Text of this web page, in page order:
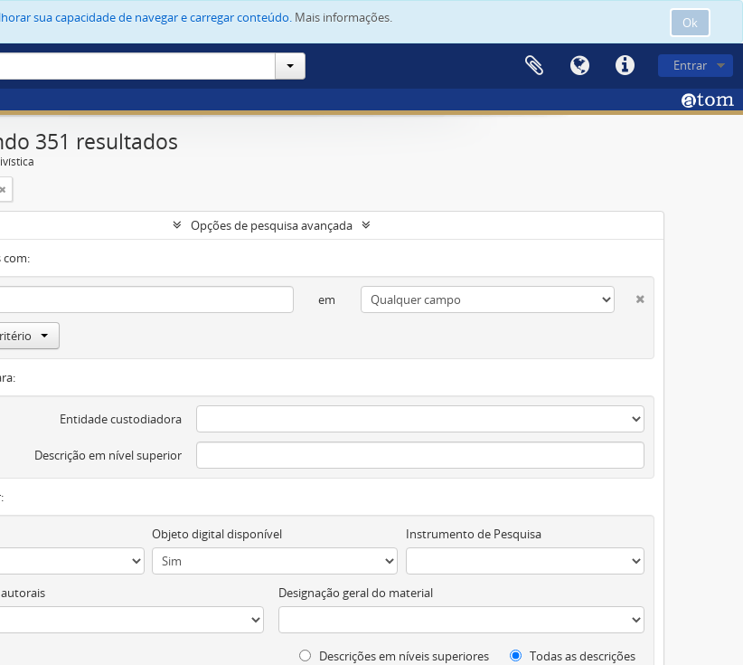
Ok
sua capacidade de navegar e carregar conteúdo. Mais informações.
Entrar
351 resultados
Opções de pesquisa avançada
com:
em
Entidade custodiadora
Descrição em nível superior
Objeto digital disponível Instrumento de Pesquisa
Designação geral do material
Descrições em níveis superiores Todas as descrições